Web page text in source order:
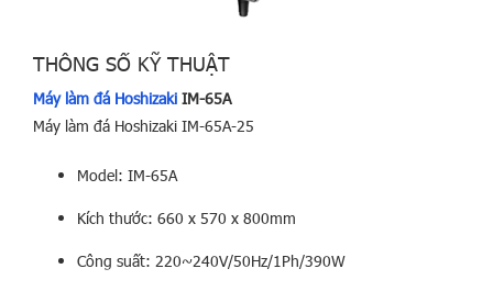
THÔNG SỐ KỸ THUẬT
Máy làm đá Hoshizaki IM-65A
Máy làm đá Hoshizaki IM-65A-25
Model: IM-65A
Kích thước: 660 x 570 x 800mm
Công suất: 220~240V/50Hz/1Ph/390W